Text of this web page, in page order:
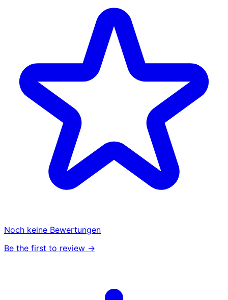
Noch keine Bewertungen
Be the first to review →